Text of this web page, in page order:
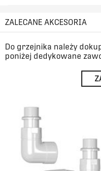
ZALECANE AKCESORIA
Do grzejnika należy
poniżej dedykowane